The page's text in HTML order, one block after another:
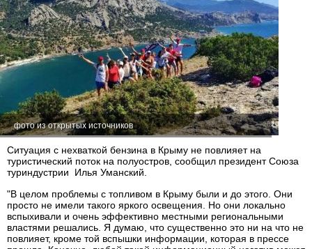
фото из открытых источников
Ситуация с нехваткой бензина в Крыму не повлияет на
туристический поток на полуостров, сообщил президент Союза
туриндустрии Илья Уманский.
"В целом проблемы с топливом в Крыму были и до этого. Они
просто не имели такого яркого освещения. Но они локально
вспыхивали и очень эффективно местными региональными
властями решались. Я думаю, что существенно это ни на что не
повлияет, кроме той вспышки информации, которая в прессе